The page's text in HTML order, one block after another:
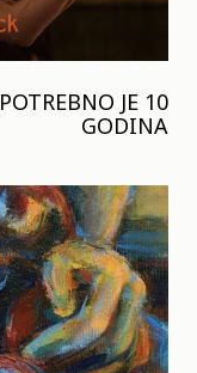
JE 10
GODINA